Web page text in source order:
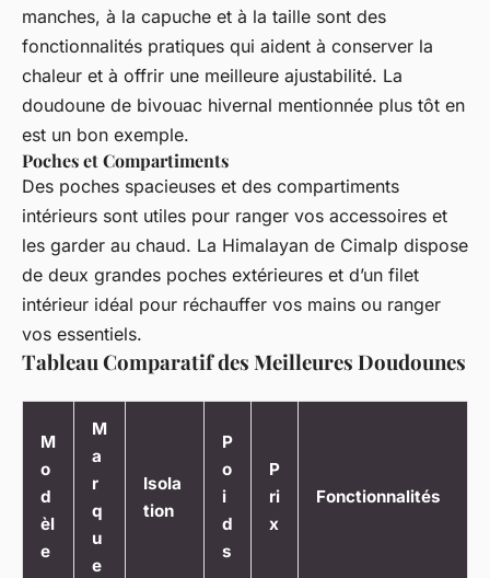
manches, à la capuche et à la taille sont des
fonctionnalités pratiques qui aident à conserver la
chaleur et à offrir une meilleure ajustabilité. La
doudoune de bivouac hivernal mentionnée plus tôt en
est un bon exemple.
Poches et Compartiments
Des poches spacieuses et des compartiments
intérieurs sont utiles pour ranger vos accessoires et
les garder au chaud. La Himalayan de Cimalp dispose
de deux grandes poches extérieures et d’un filet
intérieur idéal pour réchauffer vos mains ou ranger
vos essentiels.
Tableau Comparatif des Meilleures Doudounes
M
o
d
èl
e
M
a
r
q
u
e
Isola
tion
P
o
i
d
s
P
ri
x
Fonctionnalités